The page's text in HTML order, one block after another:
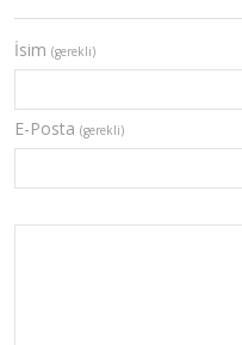
İsim (gerekli)
E-Posta (gerekli)